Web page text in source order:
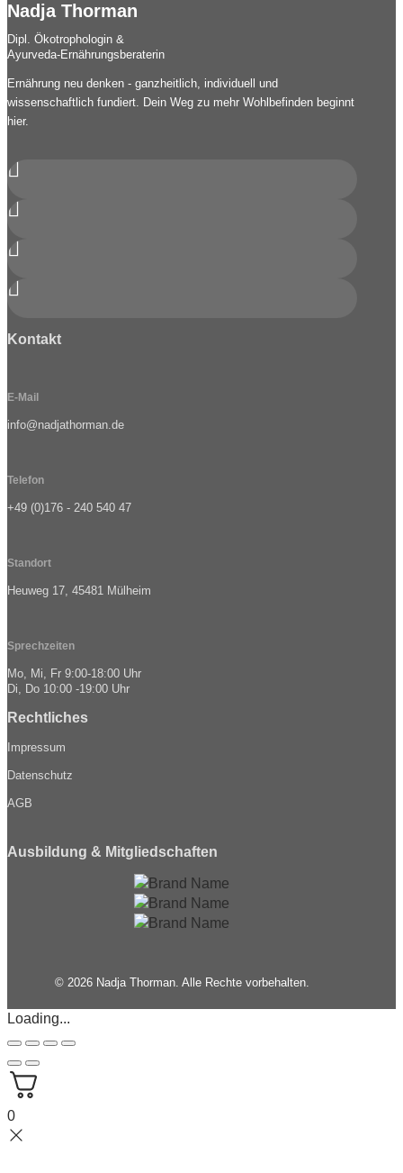
Nadja Thorman
Dipl. Ökotrophologin &
Ayurveda-Ernährungsberaterin
Ernährung neu denken - ganzheitlich, individuell und
wissenschaftlich fundiert. Dein Weg zu mehr Wohlbefinden beginnt
hier.




Kontakt
E-Mail
info@nadjathorman.de
Telefon
+49 (0)176 - 240 540 47
Standort
Heuweg 17, 45481 Mülheim
Sprechzeiten
Mo, Mi, Fr 9:00-18:00 Uhr
Di, Do 10:00 -19:00 Uhr
Rechtliches
Impressum
Datenschutz
AGB
Ausbildung & Mitgliedschaften
© 2026 Nadja Thorman. Alle Rechte vorbehalten.
Loading...
0